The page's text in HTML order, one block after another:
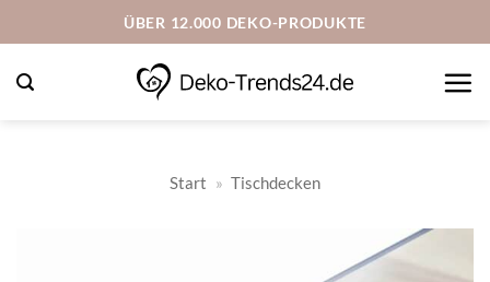
Inhalt
springen
ÜBER 12.000 DEKO-PRODUKTE
Start » Tischdecken